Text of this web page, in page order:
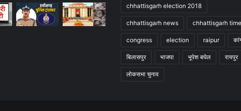
chhattisgarh election 2018
chhattisgarh news chhattisgarh
congress election raipur
बिलासपुर भाजपा भूपेश बघेल रायपुर
लोकसभा चुनाव